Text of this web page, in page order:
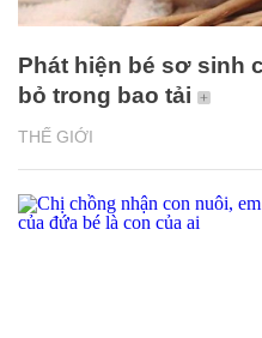
THẾ GIỚI
Phát hiện bé sơ sinh
bỏ trong bao tải